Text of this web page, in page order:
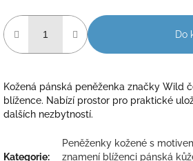
Do
Kožená pánská peněženka značky Wild
blížence. Nabízí prostor pro praktické
dalších nezbytností.
Kategorie:
Peněženky kožené s
znamení blíženci pánská